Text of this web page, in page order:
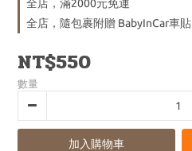
全店，滿2000元免運
全店，隨包裹附贈 BabyInCar車貼
NT$550
數量
加入購物車